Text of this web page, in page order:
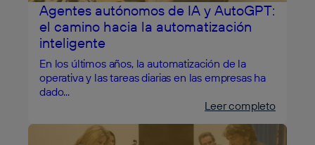
Agentes autónomos de IA y AutoGPT:
el camino hacia la automatización
inteligente
En los últimos años, la automatización de la
operativa y las tareas diarias en las empresas ha
dado...
Leer completo